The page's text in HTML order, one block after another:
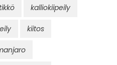
kalliokiipeily
kiitos